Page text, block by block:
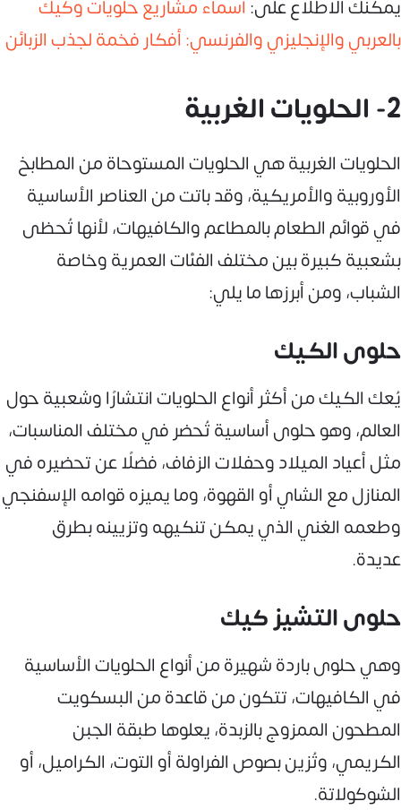
يمكنك الاطلاع على: أسماء مشاريع حلويات وكيك
بالعربي والإنجليزي والفرنسي: أفكار فخمة لجذب الزبائن
2- الحلويات الغربية
الحلويات الغربية هي الحلويات المستوحاة من المطابخ
الأوروبية والأمريكية، وقد باتت من العناصر الأساسية
في قوائم الطعام بالمطاعم والكافيهات، لأنها تُحظى
بشعبية كبيرة بين مختلف الفئات العمرية وخاصة
الشباب، ومن أبرزها ما يلي:
حلوى الكيك
يُعك الكيك من أكثر أنواع الحلويات انتشارًا وشعبية حول
العالم، وهو حلوى أساسية تُحضر في مختلف المناسبات،
مثل أعياد الميلاد وحفلات الزفاف، فضلًا عن تحضيره في
المنازل مع الشاي أو القهوة، وما يميزه قوامه الإسفنجي
وطعمه الغني الذي يمكن تنكيهه وتزيينه بطرق
عديدة.
حلوى التشيز كيك
وهي حلوى باردة شهيرة من أنواع الحلويات الأساسية
في الكافيهات، تتكون من قاعدة من البسكويت
المطحون الممزوج بالزبدة، يعلوها طبقة الجبن
الكريمي، وتُزين بصوص الفراولة أو التوت، الكراميل، أو
الشوكولاتة.